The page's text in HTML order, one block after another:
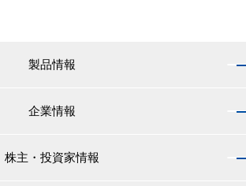
製品情報
企業情報
株主・投資家情報